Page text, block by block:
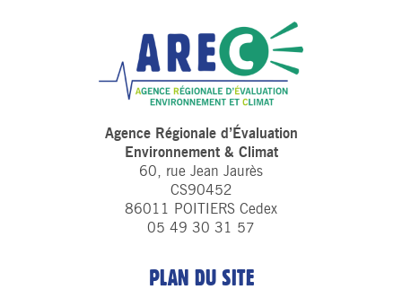
Agence Régionale d’Évaluation
Environnement & Climat
60, rue Jean Jaurès
CS90452
86011 POITIERS Cedex
05 49 30 31 57
PLAN DU SITE